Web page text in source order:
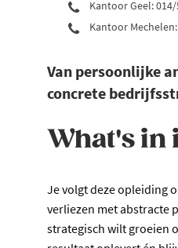
Van persoonlijke
concrete
What's in
Je volgt deze opleiding
verliezen met abstracte
strategisch wilt groeien
Kantoor Geel: 014/
Kantoor